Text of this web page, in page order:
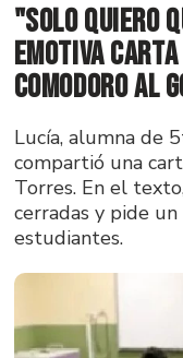
"Solo quiero
emotiva
Comodoro al
Lucía, alumna de
compartió una
Torres. En el
cerradas y pide
estudiantes.